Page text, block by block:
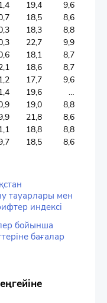
19,4
9,6
18,5
8,6
18,3
8,8
22,7
9,9
18,1
8,7
18,6
8,7
17,7
9,6
19,6
…
19,0
8,8
21,8
8,6
18,8
8,8
18,5 8,6
тауарлары мен
индексі
бойынша
бағалар